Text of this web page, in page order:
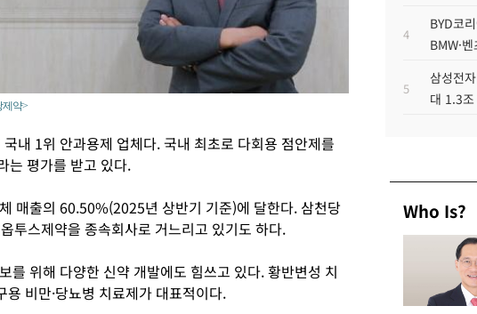
제약>
내 1위 안과용제 업체다. 국내 최초로 다회용 점안제를
는 평가를 받고 있다.
매출의 60.50%(2025년 상반기 기준)에 달한다. 삼천당
투스제약을 종속회사로 거느리고 있기도 하다.
를 위해 다양한 신약 개발에도 힘쓰고 있다. 황반변성 치
비만·당뇨병 치료제가 대표적이다.
4
BYD코
BMW·
5
삼성전
대 1.3
Who Is?